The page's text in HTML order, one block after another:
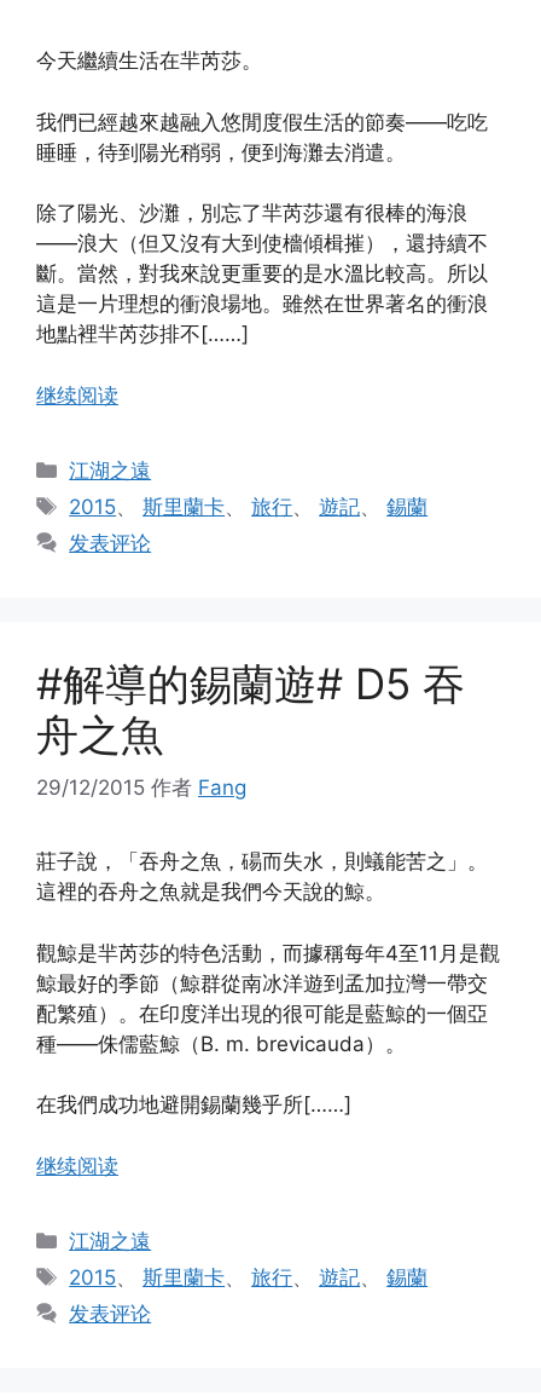
今天繼續生活在羋芮莎。
我們已經越來越融入悠閒度假生活的節奏——吃吃
睡睡，待到陽光稍弱，便到海灘去消遣。
除了陽光、沙灘，別忘了羋芮莎還有很棒的海浪
——浪大（但又沒有大到使檣傾楫摧），還持續不
斷。當然，對我來說更重要的是水溫比較高。所以
這是一片理想的衝浪場地。雖然在世界著名的衝浪
地點裡羋芮莎排不[……]
继续阅读
分
类
江湖之遠
标
签
2015、斯里蘭卡、旅行、遊記、錫蘭
发表评论
#解導的錫蘭遊# D5 吞
舟之魚
29/12/2015 作者 Fang
莊子說，「吞舟之魚，碭而失水，則蟻能苦之」。
這裡的吞舟之魚就是我們今天說的鯨。
觀鯨是羋芮莎的特色活動，而據稱每年4至11月是觀
鯨最好的季節（鯨群從南冰洋遊到孟加拉灣一帶交
配繁殖）。在印度洋出現的很可能是藍鯨的一個亞
種——侏儒藍鯨（B. m. brevicauda）。
在我們成功地避開錫蘭幾乎所[……]
继续阅读
分
类
江湖之遠
标
签
2015、斯里蘭卡、旅行、遊記、錫蘭
发表评论